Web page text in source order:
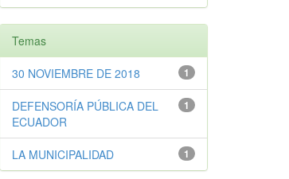
Temas
1
30 NOVIEMBRE DE 2018
1
DEFENSORÍA PÚBLICA DEL
ECUADOR
1
LA MUNICIPALIDAD